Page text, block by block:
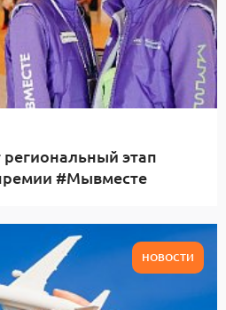
этап
#Мывместе
НОВОСТИ